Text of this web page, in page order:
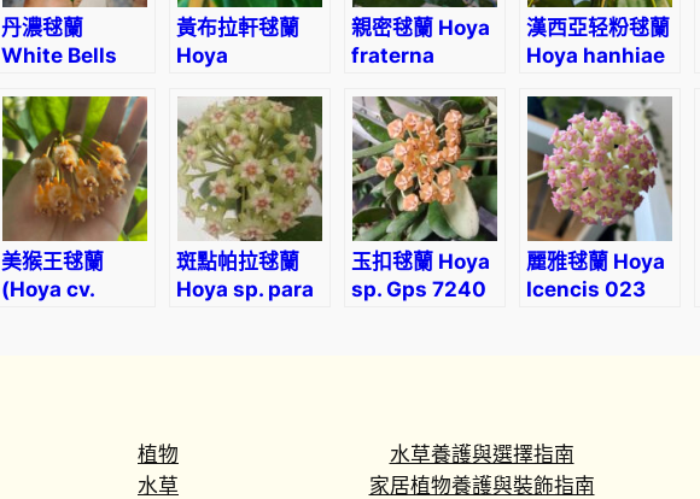
$
3
9
.
丹濃毬蘭
White Bells
danumensis)
黃布拉軒毬蘭
Hoya
親密毬蘭 Hoya
fraterna
漢西亞轻粉毬蘭
Hoya hanhiae
美猴王毬蘭
(Hoya cv.
斑點帕拉毬蘭
Hoya sp. para
玉扣毬蘭 Hoya
sp. Gps 7240
麗雅毬蘭 Hoya
Icencis 023
植物
水草
水草養護與選擇指南
家居植物養護與裝飾指南